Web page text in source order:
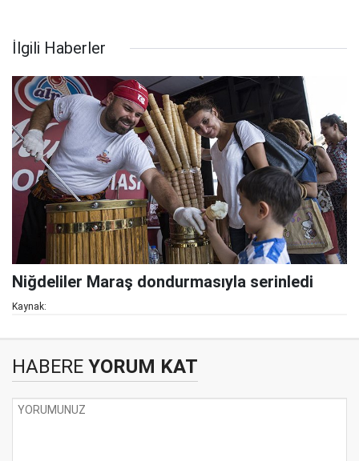
İlgili Haberler
Niğdeliler Maraş dondurmasıyla serinledi
Kaynak:
HABERE YORUM KAT